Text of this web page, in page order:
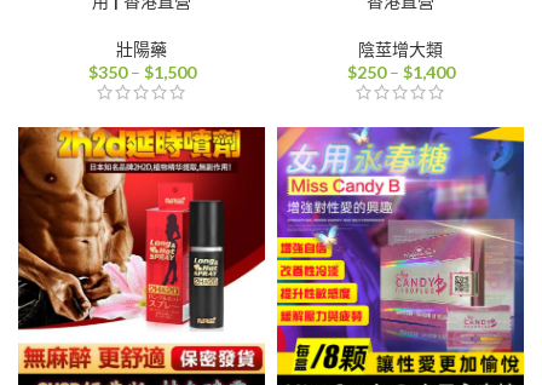
壯陽藥
$350 – $1,500價
圍：
$350
$1,500
陰莖增大類
$250 – $1,400價
圍：
$250
到
$1,400